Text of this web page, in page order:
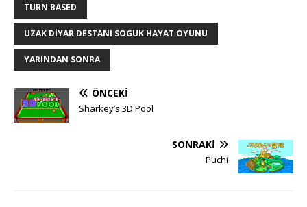
TURN BASED
UZAK DIYAR DESTANI SOGUK HAYAT OYUNU
YARINDAN SONRA
ÖNCEKI
Sharkey’s 3D Pool
SONRAKI
Puchi